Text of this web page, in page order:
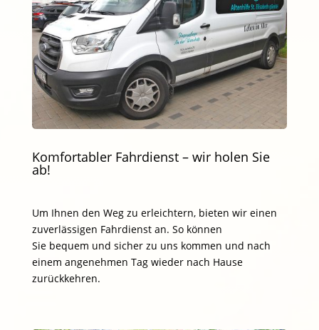
Komfortabler Fahrdienst – wir holen Sie
ab!
Um Ihnen den Weg zu erleichtern, bieten wir einen
zuverlässigen Fahrdienst an. So können
Sie bequem und sicher zu uns kommen und nach
einem angenehmen Tag wieder nach Hause
zurückkehren.